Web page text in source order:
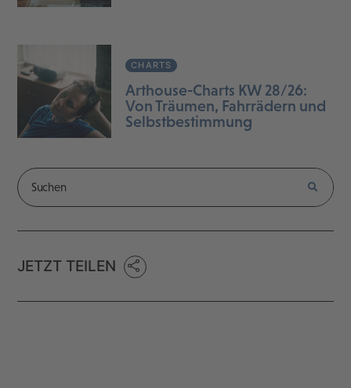
CHARTS
Arthouse-Charts KW 28/26:
Von Träumen, Fahrrädern und
Selbstbestimmung
JETZT TEILEN